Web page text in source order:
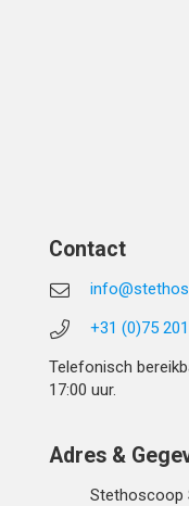
Contact
+31 (0)75
Telefonisch
17:00 uur.
Adres &
Stethoscoop